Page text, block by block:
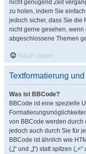
nicht genügend Zeit
zu holen, indem Sie
jedoch sicher, dass Sie die
nicht gerne gesehen,
abgeschlossene Themen
Nach oben
Textformatierung
Was ist BBCode?
BBCode ist eine spezielle
von BBCode werden
jedoch auch durch Sie für
BBCode ist ähnlich wie
(„[“ und „]“) statt spitzen